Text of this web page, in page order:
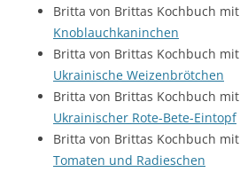
Britta von Brittas Kochbuch mit
Knoblauchkaninchen
Britta von Brittas Kochbuch mit
Ukrainische Weizenbrötchen
Britta von Brittas Kochbuch mit
Ukrainischer Rote-Bete-Eintopf
Britta von Brittas Kochbuch mit
Tomaten und Radieschen